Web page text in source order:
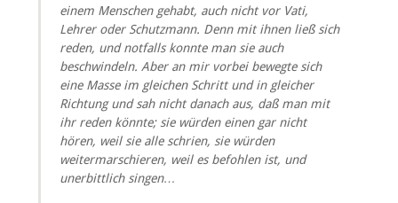
einem Menschen gehabt, auch nicht vor Vati,
Lehrer oder Schutzmann. Denn mit ihnen ließ sich
reden, und notfalls konnte man sie auch
beschwindeln. Aber an mir vorbei bewegte sich
eine Masse im gleichen Schritt und in gleicher
Richtung und sah nicht danach aus, daß man mit
ihr reden könnte; sie würden einen gar nicht
hören, weil sie alle schrien, sie würden
weitermarschieren, weil es befohlen ist, und
unerbittlich singen…